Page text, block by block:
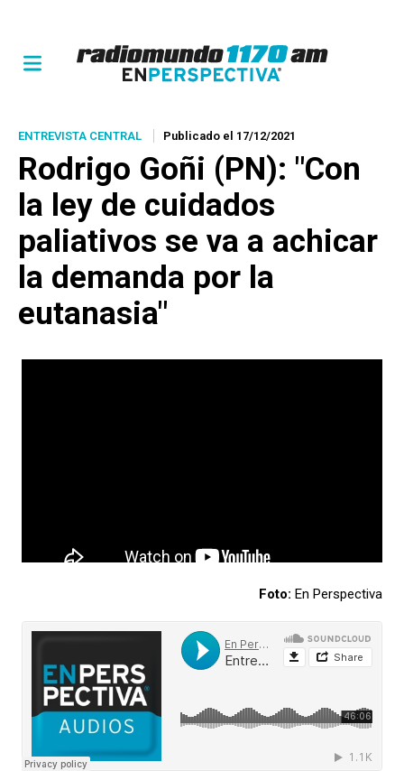
ENTREVISTA CENTRAL Publicado el 17/12/2021
Rodrigo Goñi (PN): "Con
la ley de cuidados
paliativos se va a achicar
la demanda por la
eutanasia"
Foto: En Perspectiva